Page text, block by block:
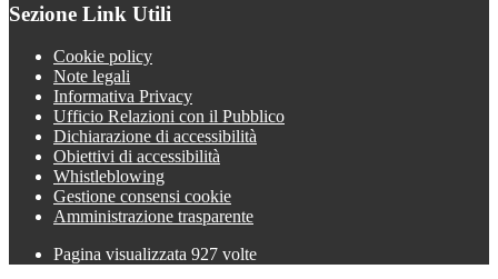
Sezione Link Utili
Cookie policy
Note legali
Informativa Privacy
Ufficio Relazioni con il Pubblico
Dichiarazione di accessibilità
Obiettivi di accessibilità
Whistleblowing
Gestione consensi cookie
Amministrazione trasparente
Pagina visualizzata 927 volte